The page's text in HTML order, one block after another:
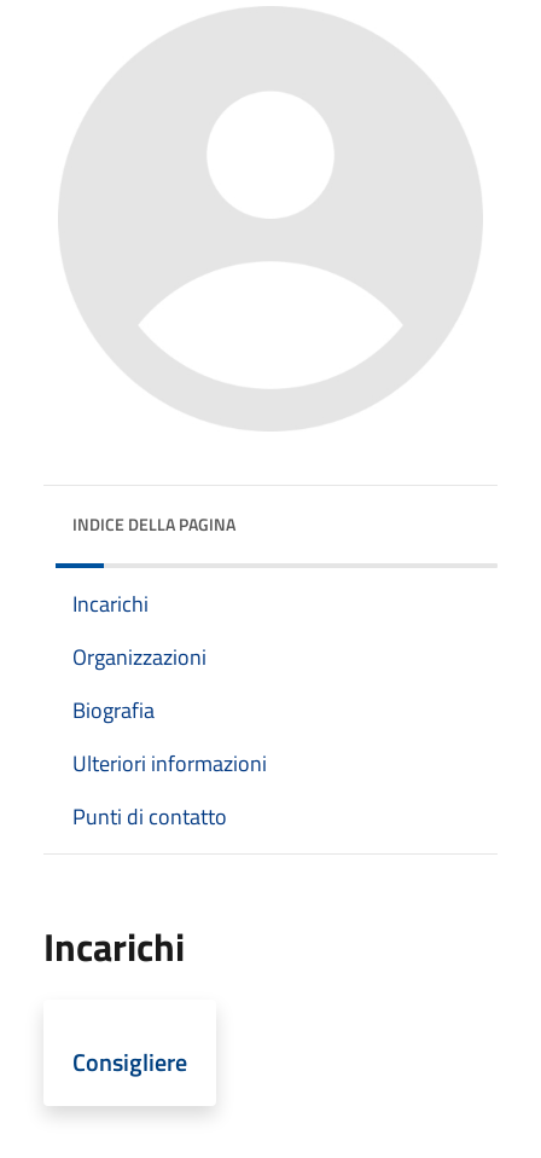
INDICE DELLA PAGINA
Incarichi
Organizzazioni
Biografia
Ulteriori informazioni
Punti di contatto
Incarichi
Consigliere